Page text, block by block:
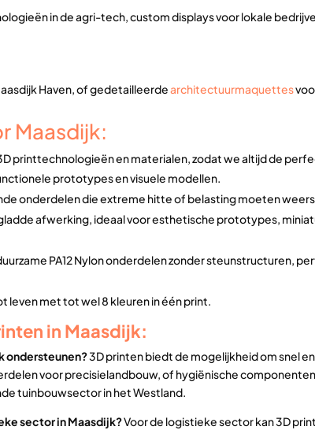
in de agri-tech, custom displays voor lokale
Haven, of gedetailleerdearchitectuurmaquettes
Maasdijk:
printtechnologieën en materialen, zodat we altijd de
prototypes en visuele modellen.
onderdelen die extreme hitte of belasting moeten
afwerking, ideaal voor esthetische prototypes,
PA12 Nylon onderdelen zonder steunstructuren,
leven met tot wel 8 kleuren in één print.
in Maasdijk:
ondersteunen?3D printen biedt de mogelijkheid om snel
voor precisielandbouw, of hygiënische
tuinbouwsector in het Westland.
sector in Maasdijk?Voor de logistieke sector kan 3D